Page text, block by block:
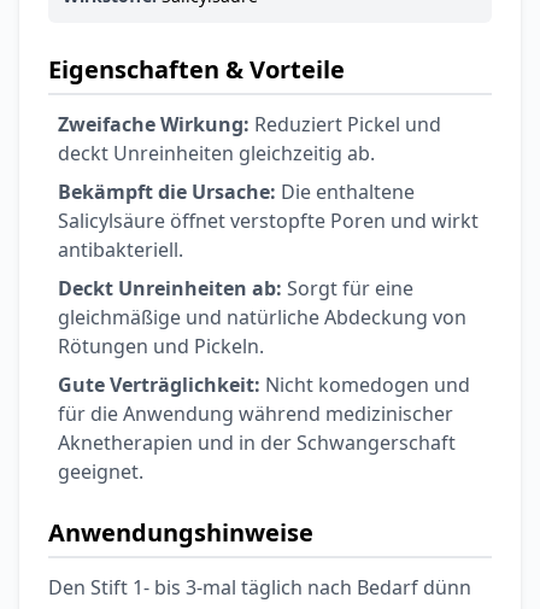
Eigenschaften & Vorteile
Zweifache Wirkung: Reduziert Pickel und
deckt Unreinheiten gleichzeitig ab.
Bekämpft die Ursache: Die enthaltene
Salicylsäure öffnet verstopfte Poren und wirkt
antibakteriell.
Deckt Unreinheiten ab: Sorgt für eine
gleichmäßige und natürliche Abdeckung von
Rötungen und Pickeln.
Gute Verträglichkeit: Nicht komedogen und
für die Anwendung während medizinischer
Aknetherapien und in der Schwangerschaft
geeignet.
Anwendungshinweise
Den Stift 1- bis 3-mal täglich nach Bedarf dünn